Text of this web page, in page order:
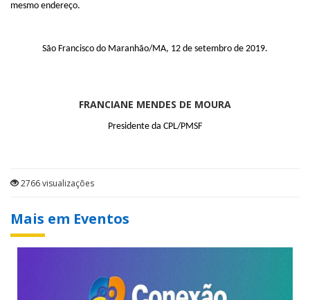
mesmo endereço.
São Francisco do Maranhão/MA, 12 de setembro de 2019.
FRANCIANE MENDES DE MOURA
Presidente da CPL/PMSF
2766 visualizações
Mais em Eventos